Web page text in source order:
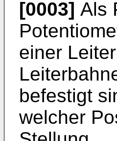
[0003] Als
einer
befestigt
welcher